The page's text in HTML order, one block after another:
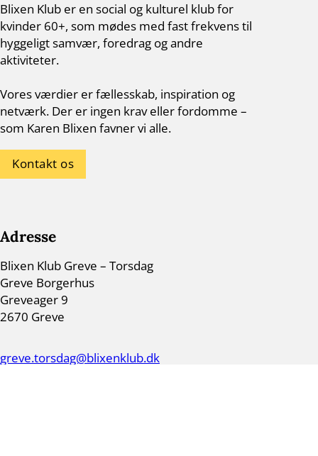
Blixen Klub er en social og kulturel klub for
kvinder 60+, som mødes med fast frekvens til
hyggeligt samvær, foredrag og andre
aktiviteter.
Vores værdier er fællesskab, inspiration og
netværk. Der er ingen krav eller fordomme –
som Karen Blixen favner vi alle.
Kontakt os
Adresse
Blixen Klub Greve – Torsdag
Greve Borgerhus
Greveager 9
2670 Greve
greve.torsdag@blixenklub.dk